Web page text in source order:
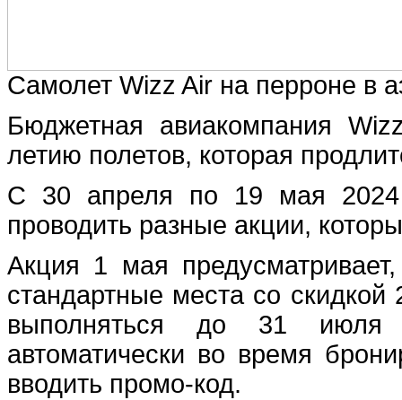
Самолет Wizz Air на перроне в
Бюджетная авиакомпания
летию полетов, которая
С 30 апреля по 19 мая 2024
проводить разные акции,
Акция 1 мая
стандартные места со
выполняться до 31 июля
автоматически во время
вводить промо-код.